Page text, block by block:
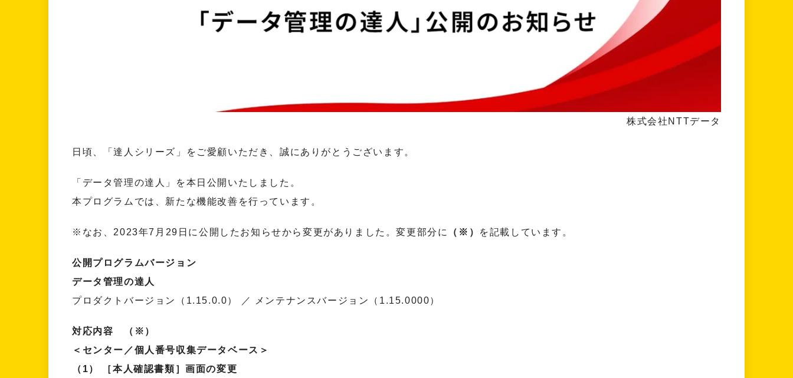
株式会社NTTデータ
日頃、「達人シリーズ」をご愛顧いただき、誠にありがとうございます。
「データ管理の達人」を本日公開いたしました。
本プログラムでは、新たな機能改善を行っています。
※なお、2023年7月29日に公開したお知らせから変更がありました。変更部分に （※） を記載しています。
公開プログラムバージョン
データ管理の達人
プロダクトバージョン（1.15.0.0） ／ メンテナンスバージョン（1.15.0000）
対応内容
（※）
＜センター／個人番号収集データベース＞
（1） ［本人確認書類］画面の変更